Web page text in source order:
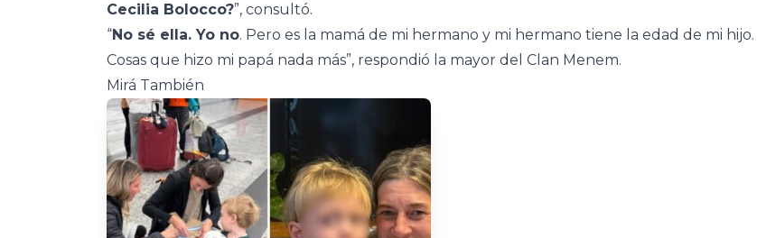
Cecilia Bolocco?”, consultó.
“No sé ella. Yo no. Pero es la mamá de mi hermano y mi hermano tiene la edad de mi hijo.
Cosas que hizo mi papá nada más”, respondió la mayor del Clan Menem.
Mirá También